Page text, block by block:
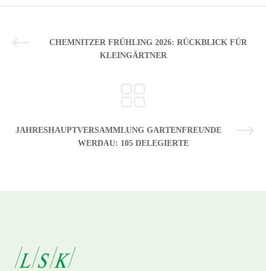
CHEMNITZER FRÜHLING 2026: RÜCKBLICK FÜR
KLEINGÄRTNER
JAHRESHAUPTVERSAMMLUNG GARTENFREUNDE
WERDAU: 105 DELEGIERTE